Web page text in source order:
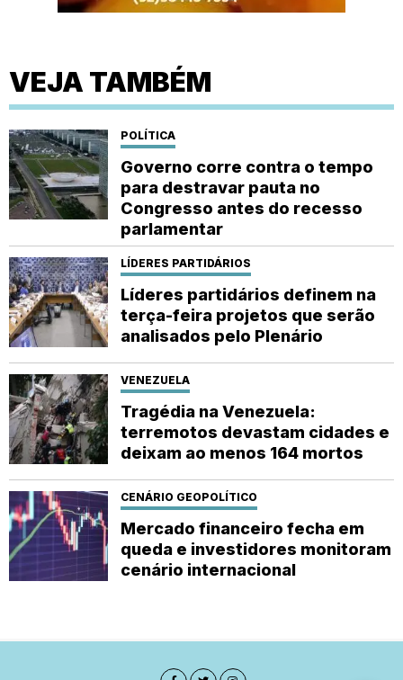
VEJA TAMBÉM
POLÍTICA
Governo corre contra o tempo
para destravar pauta no
Congresso antes do recesso
parlamentar
LÍDERES PARTIDÁRIOS
Líderes partidários definem na
terça-feira projetos que serão
analisados pelo Plenário
VENEZUELA
Tragédia na Venezuela:
terremotos devastam cidades e
deixam ao menos 164 mortos
CENÁRIO GEOPOLÍTICO
Mercado financeiro fecha em
queda e investidores monitoram
cenário internacional